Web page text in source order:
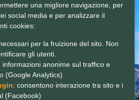
Visit GAL
partner
una migliore navigazione, per
social media e per analizzare il
cookies:
per la fruizione del sito. Non
gli utenti.
informazioni anonime sul traffico e
(Google Analytics)
: consentono interazione tra sito e i
(Facebook)